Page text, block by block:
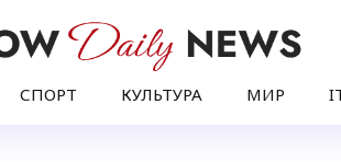
СПОРТ КУЛЬТУРА МИР